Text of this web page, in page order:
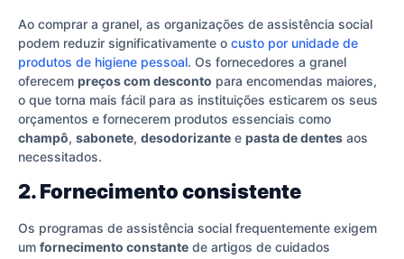
Ao comprar a granel, as organizações de assistência social
podem reduzir significativamente o custo por unidade de
produtos de higiene pessoal. Os fornecedores a granel
oferecem preços com desconto para encomendas maiores,
o que torna mais fácil para as instituições esticarem os seus
orçamentos e fornecerem produtos essenciais como
champô, sabonete, desodorizante e pasta de dentes aos
necessitados.
2. Fornecimento consistente
Os programas de assistência social frequentemente exigem
um fornecimento constante de artigos de cuidados